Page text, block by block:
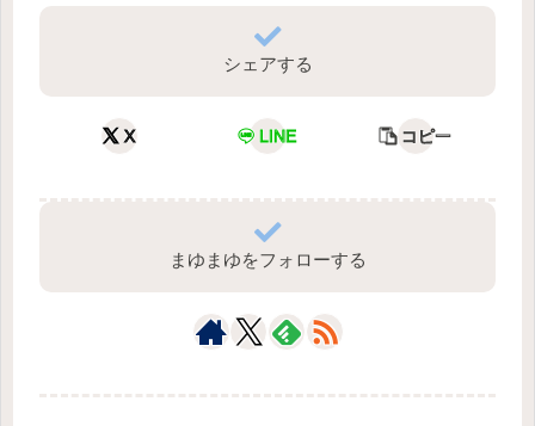
シェアする
X LINE コピー
まゆまゆをフォローする